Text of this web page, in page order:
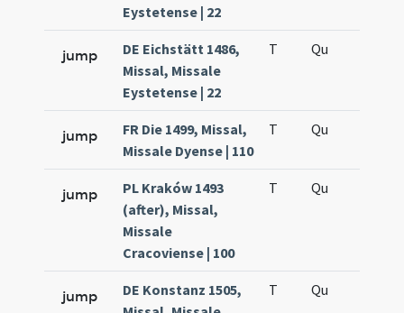
Eystetense | 22
jump
DE Eichstätt 1486,
Missal, Missale
Eystetense | 22
T Qu
jump
FR Die 1499, Missal,
Missale Dyense | 110
T Qu
jump
PL Kraków 1493
(after), Missal,
Missale
Cracoviense | 100
T Qu
jump
DE Konstanz 1505,
T Qu